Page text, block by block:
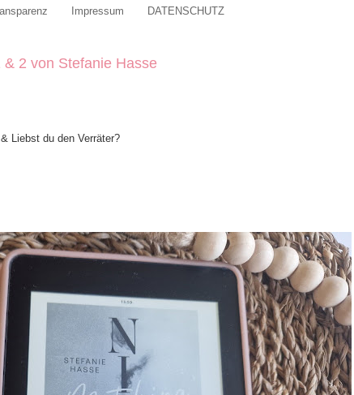
Impressum DATENSCHUTZ
2 von Stefanie Hasse
Liebst du den Verräter?